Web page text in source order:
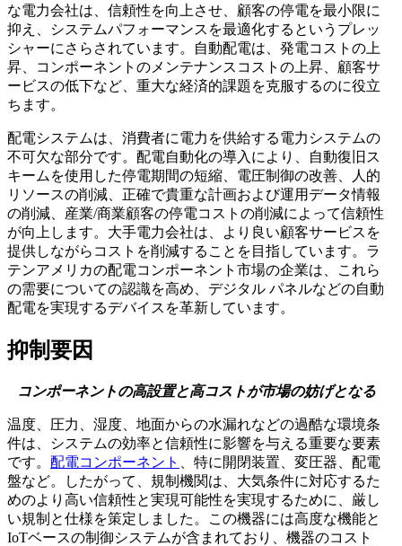
な電力会社は、信頼性を向上させ、顧客の停電を最小限に
抑え、システムパフォーマンスを最適化するというプレッ
シャーにさらされています。自動配電は、発電コストの上
昇、コンポーネントのメンテナンスコストの上昇、顧客サ
ービスの低下など、重大な経済的課題を克服するのに役立
ちます。
配電システムは、消費者に電力を供給する電力システムの
不可欠な部分です。配電自動化の導入により、自動復旧ス
キームを使用した停電期間の短縮、電圧制御の改善、人的
リソースの削減、正確で貴重な計画および運用データ情報
の削減、産業/商業顧客の停電コストの削減によって信頼性
が向上します。大手電力会社は、より良い顧客サービスを
提供しながらコストを削減することを目指しています。ラ
テンアメリカの配電コンポーネント市場の企業は、これら
の需要についての認識を高め、デジタル パネルなどの自動
配電を実現するデバイスを革新しています。
抑制要因
コンポーネントの高設置と高コストが市場の妨げとなる
温度、圧力、湿度、地面からの水漏れなどの過酷な環境条
件は、システムの効率と信頼性に影響を与える重要な要素
です。 配電コンポーネント
、特に開閉装置、変圧器、配電
盤など。したがって、規制機関は、大気条件に対応するた
めのより高い信頼性と実現可能性を実現するために、厳し
い規制と仕様を策定しました。この機器には高度な機能と
IoTベースの制御システムが含まれており、機器のコスト